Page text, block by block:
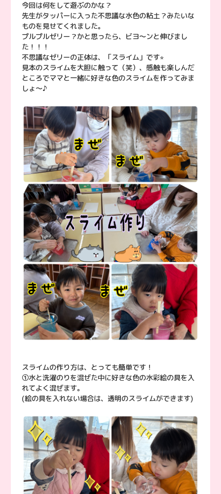
今回は何をして遊ぶのかな？
先生がタッパーに入った不思議な水色の粘土？みたいな
ものを見せてくれました。
プルプルゼリー？かと思ったら、ビヨ〜ンと伸びまし
た！！！
不思議なゼリーの正体は、「スライム」です⭐︎
見本のスライムを大胆に触って（笑）、感触も楽しんだ
ところでママと一緒に好きな色のスライムを作ってみま
しょ〜♪
スライムの作り方は、とっても簡単です！
①水と洗濯のりを混ぜた中に好きな色の水彩絵の具を入
れてよく混ぜます。
(絵の具を入れない場合は、透明のスライムができます)